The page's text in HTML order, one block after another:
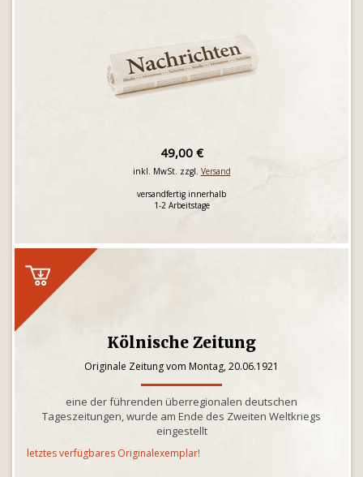
49,00 €
inkl. MwSt. zzgl. Versand
versandfertig innerhalb
1-2 Arbeitstage
Kölnische Zeitung
Originale Zeitung vom Montag, 20.06.1921
eine der führenden überregionalen deutschen
Tageszeitungen, wurde am Ende des Zweiten Weltkriegs
eingestellt
letztes verfügbares Originalexemplar!